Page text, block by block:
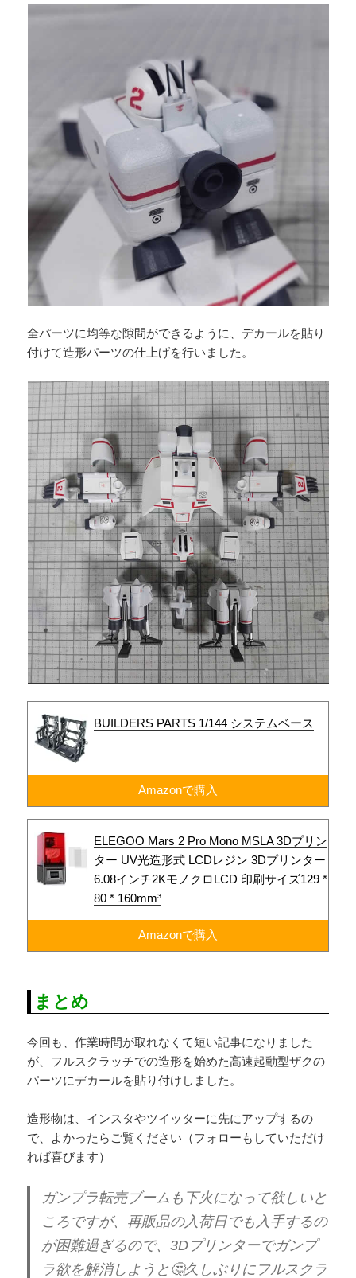
全パーツに均等な隙間ができるように、デカールを貼り
付けて造形パーツの仕上げを行いました。
BUILDERS PARTS 1/144 システムベース
Amazonで購入
ELEGOO Mars 2 Pro Mono MSLA 3Dプリン
ター UV光造形式 LCDレジン 3Dプリンター
6.08インチ2KモノクロLCD 印刷サイズ129 *
80 * 160mm³
Amazonで購入
まとめ
今回も、作業時間が取れなくて短い記事になりました
が、フルスクラッチでの造形を始めた高速起動型ザクの
パーツにデカールを貼り付けしました。
造形物は、インスタやツイッターに先にアップするの
で、よかったらご覧ください（フォローもしていただけ
れば喜びます）
ガンプラ転売ブームも下火になって欲しいと
ころですが、再販品の入荷日でも入手するの
が困難過ぎるので、3Dプリンターでガンプ
ラ欲を解消しようと🤔久しぶりにフルスクラ